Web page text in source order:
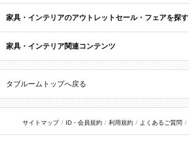
家具・インテリアのアウトレットセール・フェアを探す
家具・インテリア関連コンテンツ
タブルームトップへ戻る
サイトマップ ID・会員規約 利用規約 よくあるご質問